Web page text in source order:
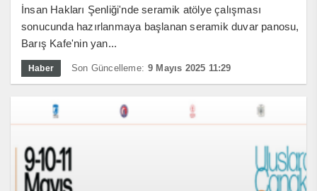
İnsan Hakları Şenliği'nde seramik atölye çalışması
sonucunda hazırlanmaya başlanan seramik duvar panosu,
Barış Kafe'nin yan...
Haber Son Güncelleme: 9 Mayıs 2025 11:29